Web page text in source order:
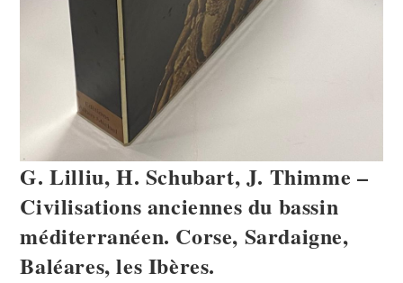
G. Lilliu, H. Schubart, J. Thimme –
Civilisations anciennes du bassin
méditerranéen. Corse, Sardaigne,
Baléares, les Ibères.